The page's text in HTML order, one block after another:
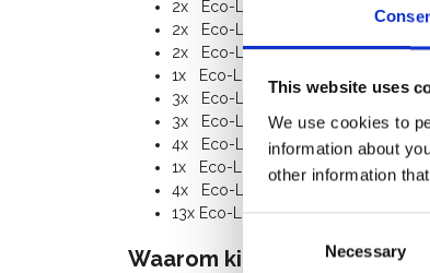
This website uses
We use cookies to
information about
other information
Necessary
2x Eco-Line opbouwframe
2x Eco-Line leuningframe
2x Eco-Line platform met luik, hout
1x Eco-Line dubbele horizontaal
3x Eco-Line horizontaal schoor
3x Eco-Line diagonaal schoor
4x Eco-Line geremd zwenkwiel
1x Eco-Line kantplankenset hout
4x Eco-Line stabilisator
13x Eco-Line borgclips
Waarom kiezen voor de